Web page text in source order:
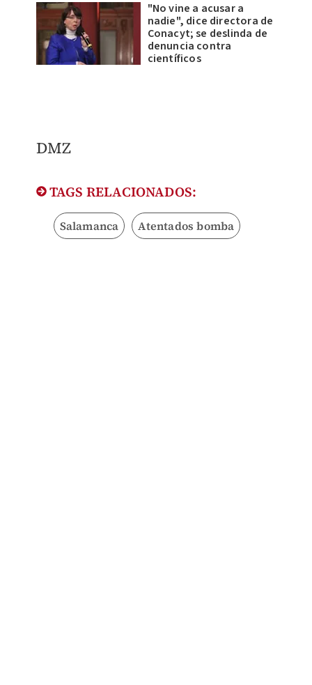
"No vine a acusar a
nadie", dice directora de
Conacyt; se deslinda de
denuncia contra
científicos
DMZ
TAGS RELACIONADOS:
Salamanca Atentados bomba